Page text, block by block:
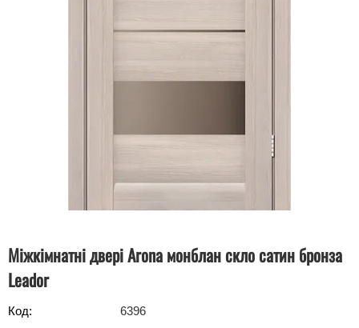
Міжкімнатні двері Arona монблан скло сатин бронза
Leador
Код:
6396